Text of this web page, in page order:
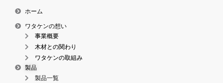
ホーム
ワタケンの想い
事業概要
木材との関わり
ワタケンの取組み
製品
製品一覧